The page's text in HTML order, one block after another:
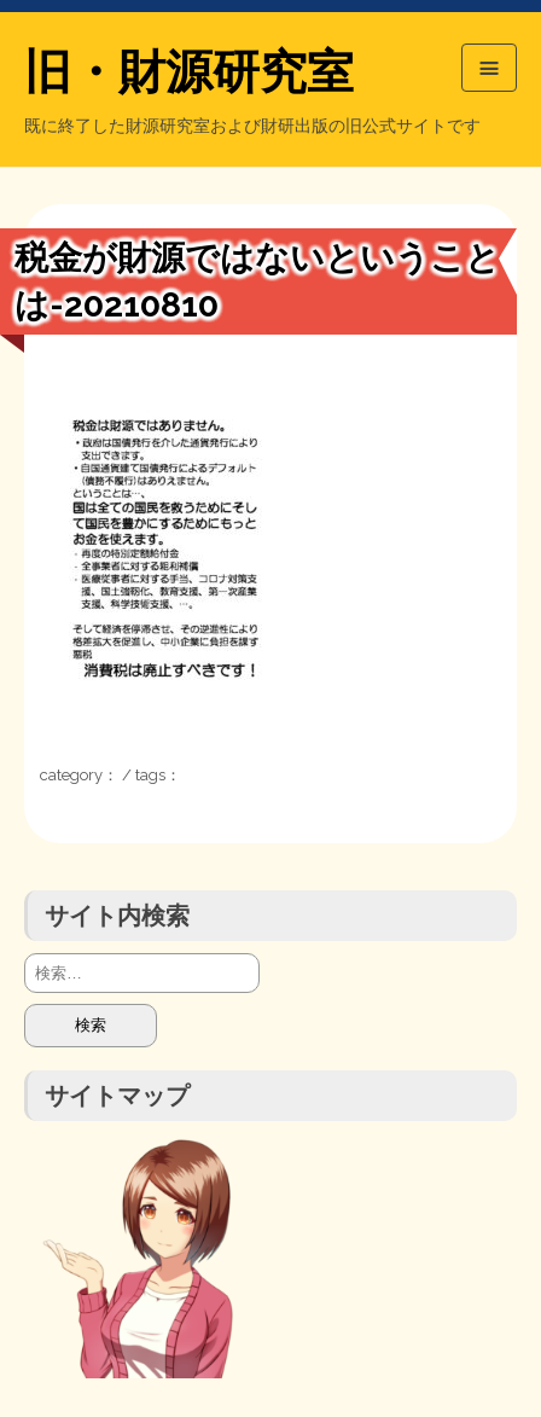
シン財源はあなたです／合同誌／旧・サブカル分室
日本経済を解説するヤンキー／MIHANAマンガ／旧・財研出版
もっと知りたい方へ
マネクリ戦士 RED & BLACK
MMTの学習資料
STOPインボイス作品集
たかの経世済民イラスト集
旧・財源研究室
既に終了した財源研究室および財研出版の旧公式サイトです
会計報告
会計報告
税金が財源ではないということ
は-20210810
category： / tags：
サイト内検索
検
索:
サイトマップ